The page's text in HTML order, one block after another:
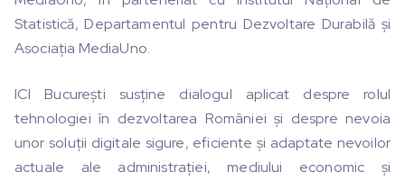
Statistică, Departamentul pentru Dezvoltare Durabilă și
Asociația MediaUno.
ICI București susține dialogul aplicat despre rolul
tehnologiei în dezvoltarea României și despre nevoia
unor soluții digitale sigure, eficiente și adaptate nevoilor
actuale ale administrației, mediului economic și